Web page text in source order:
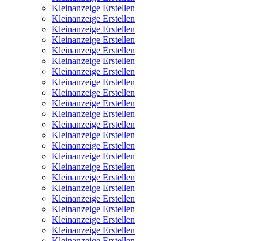
Kleinanzeige Erstellen
Kleinanzeige Erstellen
Kleinanzeige Erstellen
Kleinanzeige Erstellen
Kleinanzeige Erstellen
Kleinanzeige Erstellen
Kleinanzeige Erstellen
Kleinanzeige Erstellen
Kleinanzeige Erstellen
Kleinanzeige Erstellen
Kleinanzeige Erstellen
Kleinanzeige Erstellen
Kleinanzeige Erstellen
Kleinanzeige Erstellen
Kleinanzeige Erstellen
Kleinanzeige Erstellen
Kleinanzeige Erstellen
Kleinanzeige Erstellen
Kleinanzeige Erstellen
Kleinanzeige Erstellen
Kleinanzeige Erstellen
Kleinanzeige Erstellen